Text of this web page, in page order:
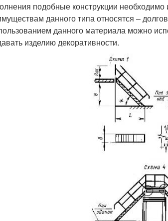
подобные конструкции
данного типа относятся –
данного материала можно
изделию декоративности.